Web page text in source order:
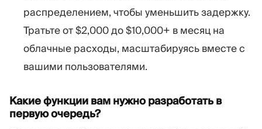
распределением, чтобы уменьшить задержку.
Тратьте от $2,000 до $10,000+ в месяц на
облачные расходы, масштабируясь вместе с
вашими пользователями.
Какие функции вам нужно разработать в
первую очередь?